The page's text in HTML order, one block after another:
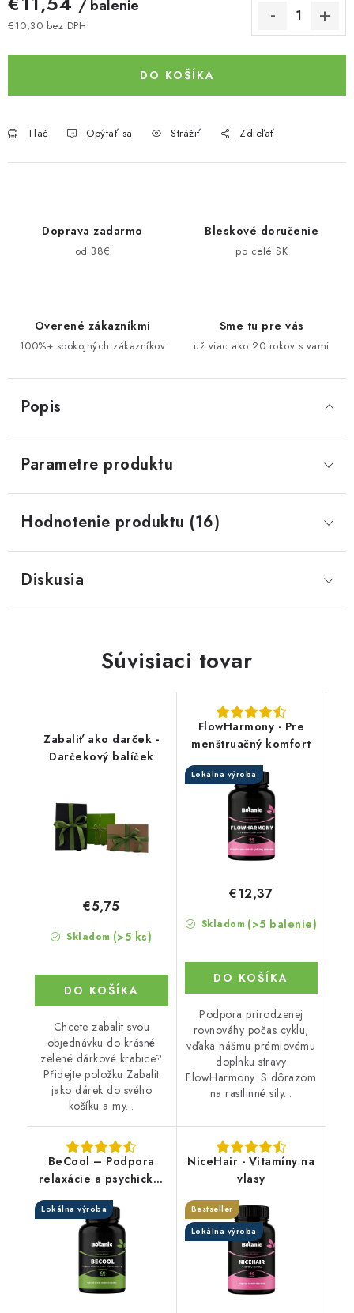
/ balenie
€10,30 bez DPH
DO KOŠÍKA
Tlač Opýtať sa Strážiť Zdieľať
Doprava zadarmo
od 38€
Bleskové doručenie
po celé SK
Overené zákazníkmi
100%+ spokojných zákazníkov
Sme tu pre vás
už viac ako 20 rokov s vami
Popis
Parametre produktu
Hodnotenie produktu (16)
Diskusia
Súvisiaci tovar
Zabaliť ako darček -
Darčekový balíček
Skladom (>5 ks)
€5,75
DO KOŠÍKA
Chcete zabalit svou
objednávku do krásné
zelené dárkové krabice?
Přidejte položku Zabalit
jako dárek do svého
košíku a my...
FlowHarmony - Pre
menštruačný komfort
Lokálna výroba
Skladom (>5 balenie)
€12,37
DO KOŠÍKA
Podpora prirodzenej
rovnováhy počas cyklu,
vďaka nášmu prémiovému
doplnku stravy
FlowHarmony. S dôrazom
na rastlinné sily...
BeCool – Podpora
relaxácie a psychickej
Lokálna výroba
NiceHair - Vitamíny na
vlasy
Bestseller
Lokálna výroba